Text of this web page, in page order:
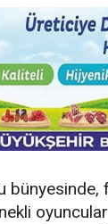
bünyesinde,